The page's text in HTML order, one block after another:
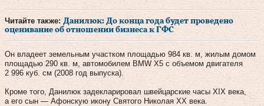
Читайте также: Данилюк: До конца года будет проведено
оценивание об отношении бизнеса к ГФС
Он владеет земельным участком площадью 984 кв. м, жилым домом
площадью 290 кв. м, автомобилем BMW X5 с объемом двигателя
2 996 куб. см (2008 год выпуска).
Кроме того, Данилюк задекларировал швейцарские часы ХІХ века,
а его сын — Афонскую икону Святого Николая ХХ века.